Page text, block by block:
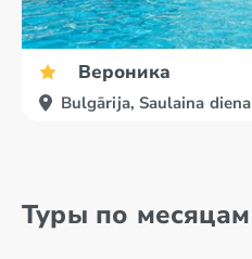
Вероника
Bulgārija, Saulaina diena
Туры по месяцам